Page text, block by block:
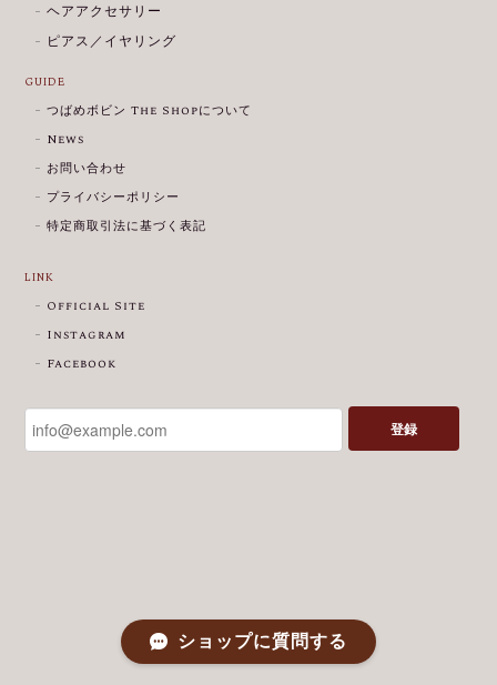
ヘアアクセサリー
ピアス／イヤリング
GUIDE
つばめボビン The Shopについて
News
お問い合わせ
プライバシーポリシー
特定商取引法に基づく表記
LINK
Official Site
Instagram
Facebook
登録
ショップに質問する